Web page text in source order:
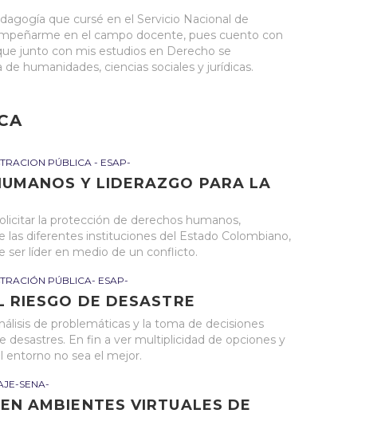
que cursé en el Servicio Nacional de
en el campo docente, pues cuento con
junto con mis estudios en Derecho se
humanidades, ciencias sociales y jurídicas.
PÚBLICA - ESAP-
Y LIDERAZGO PARA LA
la protección de derechos humanos,
diferentes instituciones del Estado Colombiano,
ser líder en medio de un conflicto.
PÚBLICA- ESAP-
RIESGO DE DESASTRE
de problemáticas y la toma de decisiones
desastres. En fin a ver multiplicidad de opciones y
entorno no sea el mejor.
SENA-
AMBIENTES VIRTUALES DE